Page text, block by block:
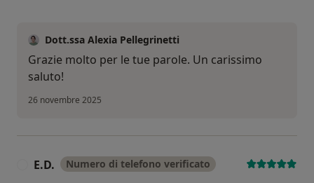
Dott.ssa Alexia Pellegrinetti
Grazie molto per le tue parole. Un carissimo
saluto!
26 novembre 2025
E.D. Numero di telefono verificato